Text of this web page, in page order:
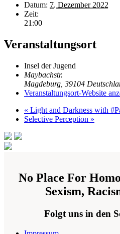
Datum: 7. Dezember 2022
Zeit:
21:00
Veranstaltungsort
Insel der Jugend
Maybachstr.
Magdeburg 39104
Veranstaltungsort-Website
« Light and Darkness with
Selective Perception »
No Place For
Sexism,
Folgt uns in den